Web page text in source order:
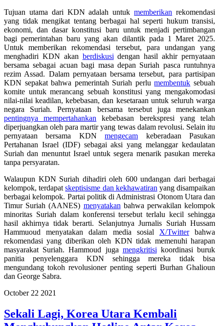
Tujuan utama dari KDN adalah untukmemberikan rekomendasi
yang tidak mengikat tentang berbagai hal seperti hukum transisi,
ekonomi, dan dasar konstitusi baru untuk menjadi pertimbangan
bagi pemerintahan baru yang akan dilantik pada 1 Maret 2025.
Untuk memberikan rekomendasi tersebut, para undangan yang
menghadiri KDN akan berdiskusi dengan hasil akhir pernyataan
bersama sebagai acuan bagi masa depan Suriah pasca runtuhnya
rezim Assad. Dalam pernyataan bersama tersebut, para partisipan
KDN sepakat bahwa pemerintah Suriah perlumembentuk sebuah
komite untuk merancang sebuah konstitusi yang mengakomodasi
nilai-nilai keadilan, kebebasan, dan kesetaraan untuk seluruh warga
negara Suriah. Pernyataan bersama tersebut juga menekankan
pentingnya mempertahankan kebebasan berekspresi yang telah
diperjuangkan oleh paramartir yang tewas dalam revolusi. Selain itu
pernyataan bersama KDNmengecam keberadaan Pasukan
Pertahanan Israel (IDF) sebagai aksi yang melanggar kedaulatan
Suriah dan menuntut Israel untuk segera menarik pasukan mereka
tanpa persyaratan.
Walaupun KDN Suriah dihadiri oleh 600 undangan dari berbagai
kelompok, terdapatskeptisisme dan kekhawatiran yang disampaikan
berbagai kelompok. Partai politik di Administrasi Otonom Utara dan
Timur Suriah (AANES) menyatakan bahwa perwakilan kelompok
minoritas Suriah dalam konferensi tersebut terlalu kecil sehingga
hasil akhirnya tidak berarti. Selanjutnya Jurnalis Suriah Hussam
Hammuoud menyatakan dalam media sosial X/Twitterbahwa
rekomendasi yang diberikan oleh KDN tidak memenuhi harapan
masyarakat Suriah. Hammoud juga mengkritisi koordinasi buruk
panitia penyelenggara KDN sehingga mereka tidak bisa
mengundang tokoh revolusioner penting seperti Burhan Ghalioun
dan George Sabra.
October 22 2021
Sekali Lagi, Korea Utara Kembali